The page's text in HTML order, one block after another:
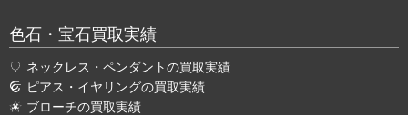
色石・宝石買取実績
ネックレス・ペンダントの買取実績
ピアス・イヤリングの買取実績
ブローチの買取実績